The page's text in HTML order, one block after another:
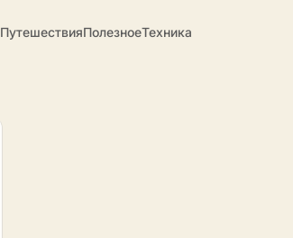
ПутешествияПолезноеТехника